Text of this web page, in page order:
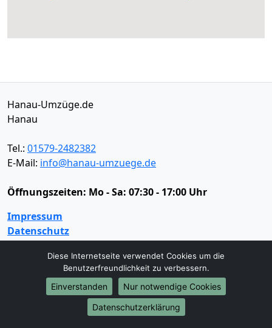
Hanau-Umzüge.de
Hanau
Tel.: 01579-2482382
E-Mail: info@hanau-umzuege.de
Öffnungszeiten: Mo - Sa: 07:30 - 17:00 Uhr
Impressum
Datenschutz
Umzugsservice
Umzugsservice Behördenumzug
Büroumzug
Firmenumzug
Laborumzug
Diese Internetseite verwendet Cookies um die
Benutzerfreundlichkeit zu verbessern.
Einverstanden
Nur notwendige Cookies
Datenschutzerklärung